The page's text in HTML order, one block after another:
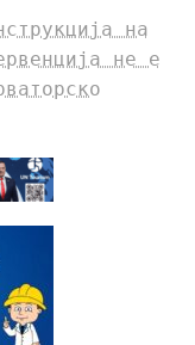
на
не е